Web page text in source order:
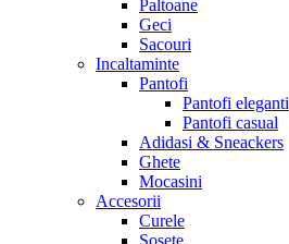
Paltoane
Geci
Sacouri
Incaltaminte
Pantofi
Pantofi eleganti
Pantofi casual
Adidasi & Sneackers
Ghete
Mocasini
Accesorii
Curele
Sosete